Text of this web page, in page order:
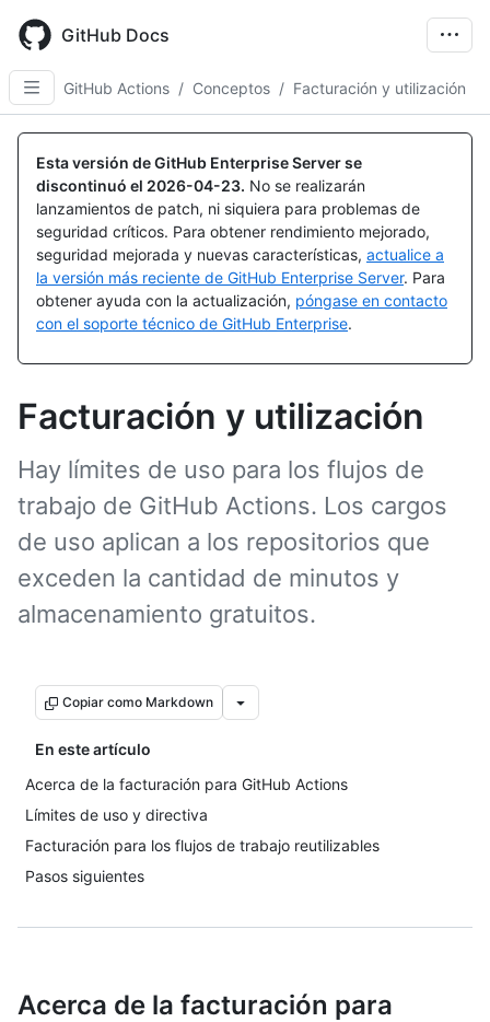
main
content
GitHub Docs
GitHub Actions / Conceptos / Facturación y utilización
Esta versión de GitHub Enterprise Server se
discontinuó el 2026-04-23. No se realizarán
lanzamientos de patch, ni siquiera para problemas de
seguridad críticos. Para obtener rendimiento mejorado,
seguridad mejorada y nuevas características, actualice a
la versión más reciente de GitHub Enterprise Server. Para
obtener ayuda con la actualización, póngase en contacto
con el soporte técnico de GitHub Enterprise.
Facturación y utilización
Hay límites de uso para los flujos de
trabajo de GitHub Actions. Los cargos
de uso aplican a los repositorios que
exceden la cantidad de minutos y
almacenamiento gratuitos.
Copiar como Markdown
En este artículo
Acerca de la facturación para GitHub Actions
Límites de uso y directiva
Facturación para los flujos de trabajo reutilizables
Pasos siguientes
Acerca de la facturación para